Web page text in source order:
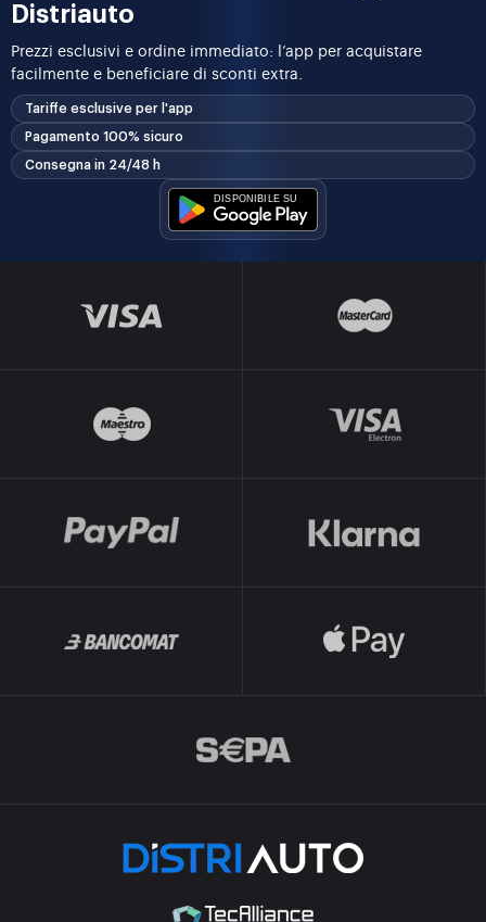
Distriauto
Prezzi esclusivi e ordine immediato: l’app per acquistare
facilmente e beneficiare di sconti extra.
Tariffe esclusive per l'app
Pagamento 100% sicuro
Consegna in 24/48 h